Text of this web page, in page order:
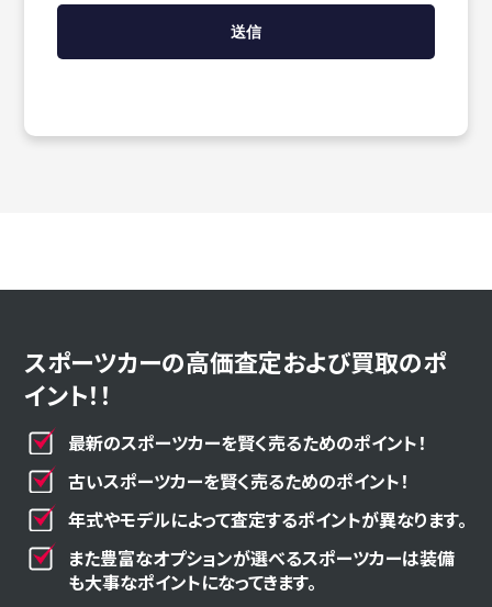
スポーツカーの高価査定および買取のポ
イント！！
最新のスポーツカーを賢く売るためのポイント！
古いスポーツカーを賢く売るためのポイント！
年式やモデルによって査定するポイントが異なります。
また豊富なオプションが選べるスポーツカーは装備
も大事なポイントになってきます。